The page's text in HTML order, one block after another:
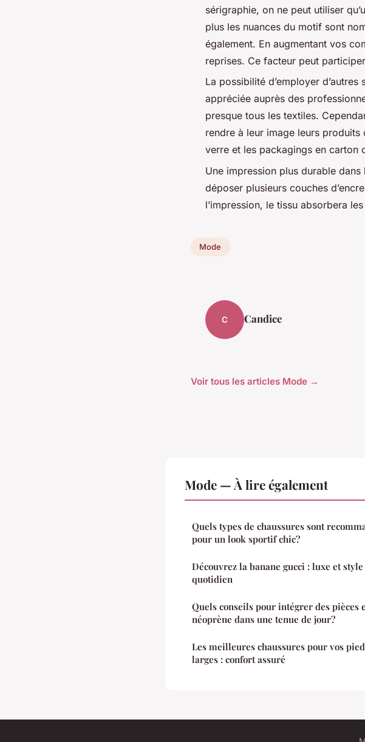
sérigraphie, on ne peut utiliser
plus les nuances du motif sont
également. En augmentant vos
reprises. Ce facteur peut
La possibilité d’employer
appréciée auprès des
presque tous les textiles.
rendre à leur image leurs
verre et les packagings en carton
Une impression plus durable
déposer plusieurs couches
l’impression, le tissu absorbera
Mode
C Candice
Voir tous les articles Mode →
Mode — À lire également
Quels types de chaussures sont
pour un look sportif chic?
Découvrez la banane gucci : luxe et
quotidien
Quels conseils pour intégrer des pièces
néoprène dans une tenue de jour?
Les meilleures chaussures pour vos
larges : confort assuré